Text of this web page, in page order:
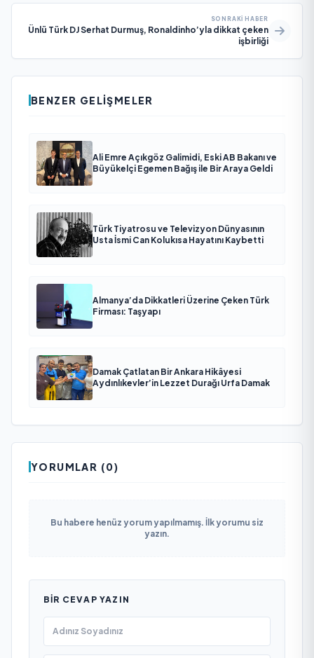
SONRAKI HABER
Ünlü Türk DJ Serhat Durmuş, Ronaldinho’yla dikkat çeken
işbirliği
BENZER GELIŞMELER
Ali Emre Açıkgöz Galimidi, Eski AB Bakanı ve
Büyükelçi Egemen Bağış ile Bir Araya Geldi
Türk Tiyatrosu ve Televizyon Dünyasının
Usta İsmi Can Kolukısa Hayatını Kaybetti
Almanya’da Dikkatleri Üzerine Çeken Türk
Firması: Taşyapı
Damak Çatlatan Bir Ankara Hikâyesi
Aydınlıkevler’in Lezzet Durağı Urfa Damak
YORUMLAR (0)
Bu habere henüz yorum yapılmamış. İlk yorumu siz
yazın.
BIR CEVAP YAZIN